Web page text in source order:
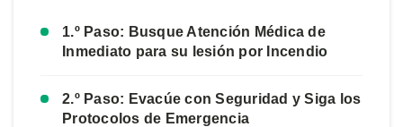
1.º Paso: Busque Atención Médica de
Inmediato para su lesión por Incendio
2.º Paso: Evacúe con Seguridad y Siga los
Protocolos de Emergencia